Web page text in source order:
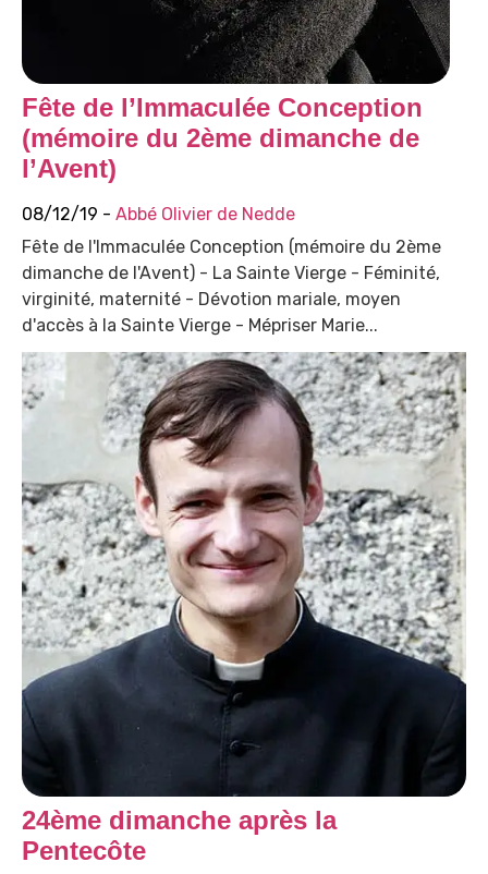
Fête de l’Immaculée Conception
(mémoire du 2ème dimanche de
l’Avent)
08/12/19 - Abbé Olivier de Nedde
Fête de l'Immaculée Conception (mémoire du 2ème
dimanche de l'Avent) - La Sainte Vierge - Féminité,
virginité, maternité - Dévotion mariale, moyen
d'accès à la Sainte Vierge - Mépriser Marie...
24ème dimanche après la
Pentecôte